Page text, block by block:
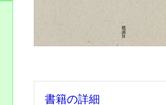
書籍の詳細